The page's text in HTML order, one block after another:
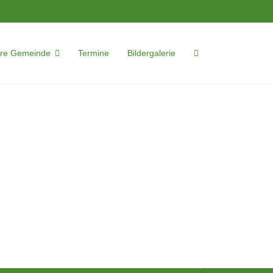
Gemeinde Termine Bildergalerie